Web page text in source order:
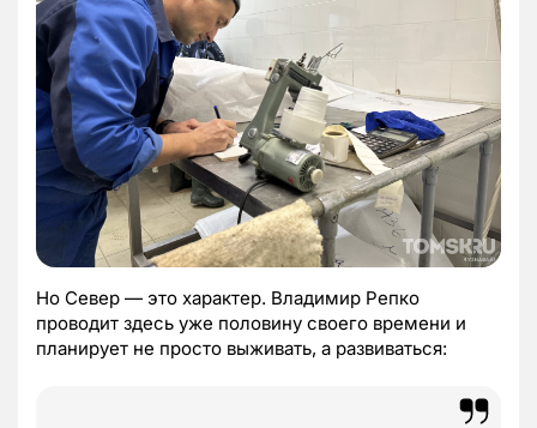
Но Север — это характер. Владимир Репко
проводит здесь уже половину своего времени и
планирует не просто выживать, а развиваться: